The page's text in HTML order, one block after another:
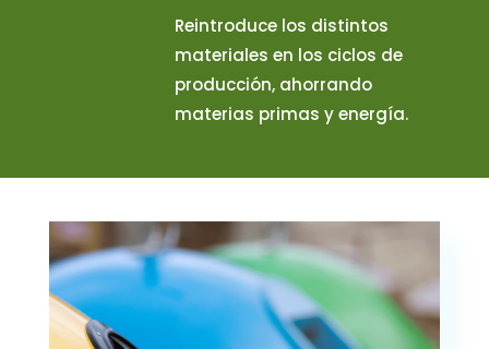
Reintroduce los distintos
materiales en los ciclos de
producción, ahorrando
materias primas y energía.